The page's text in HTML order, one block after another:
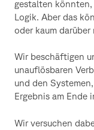
gestalten
Logik. Aber das
oder kaum darüber
Wir beschäftigen
unauflösbaren
und den
Ergebnis am
Wir versuchen